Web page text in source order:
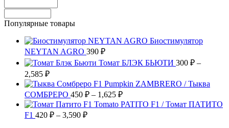
Популярные товары
Биостимулятор
NEYTAN AGRO 390 ₽
Томат БЛЭК БЬЮТИ 300 ₽ –
2,585 ₽Диапазон
цен:
300 ₽
–
2,585 ₽
Pumpkin ZAMBRERO / Тыква
СОМБРЕРО 450 ₽ – 1,625 ₽Диапазон
цен:
Tomato PATITO F1 / Томат ПАТИТО
F1 420 ₽ – 3,590 ₽Диапазон